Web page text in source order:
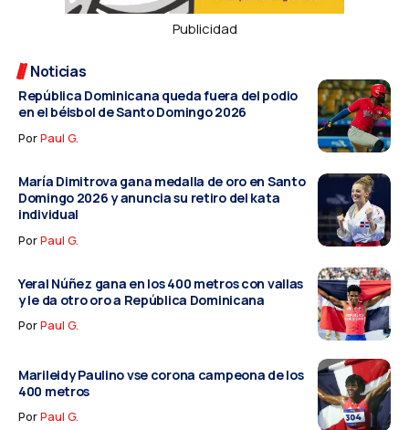
Publicidad
Noticias
República Dominicana queda fuera del podio
en el béisbol de Santo Domingo 2026
PorPaul G.
María Dimitrova gana medalla de oro en Santo
Domingo 2026 y anuncia su retiro del kata
individual
PorPaul G.
Yeral Núñez gana en los 400 metros con vallas
y le da otro oro a República Dominicana
PorPaul G.
Marileidy Paulino vse corona campeona de los
400 metros
PorPaul G.